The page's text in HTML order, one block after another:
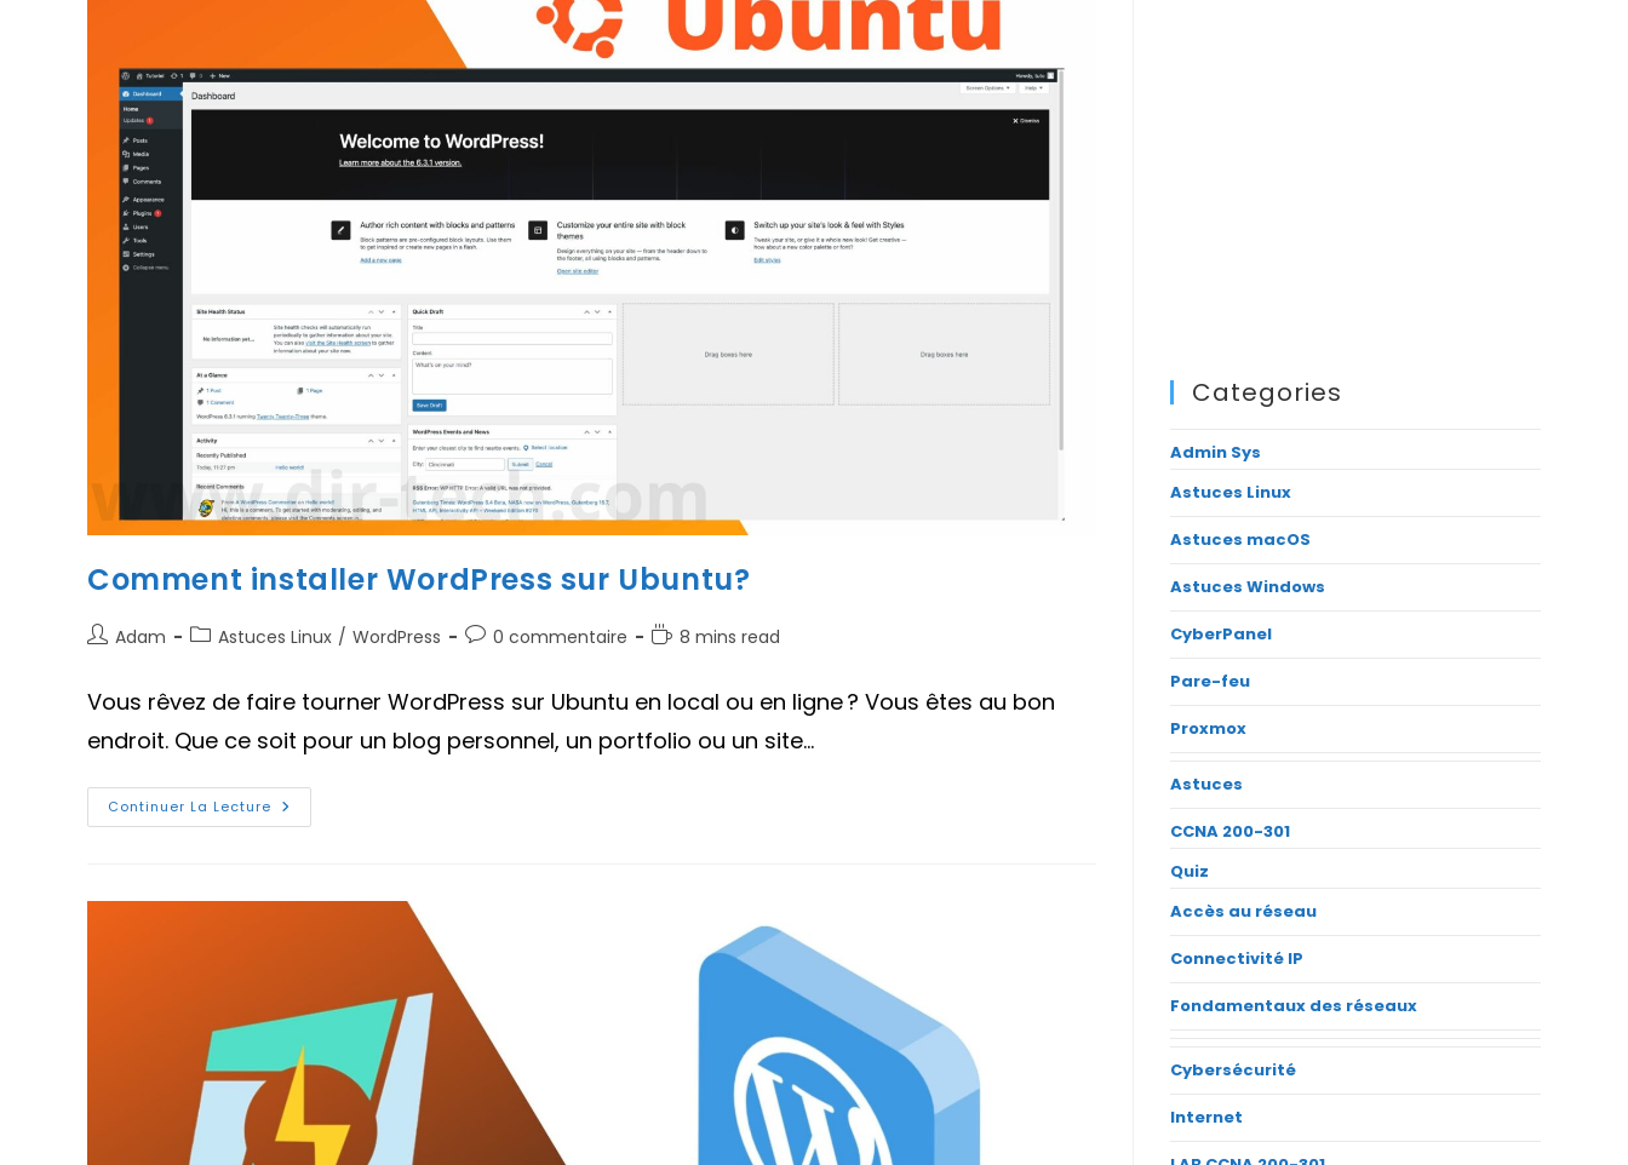
Comment installer WordPress sur Ubuntu?
Auteur/autrice
publication :
Adam
PostAstuces Linux / WordPress
Commentaires
publication :
0 commentaire
Temps8 mins read
Vous rêvez de faire tourner WordPress sur Ubuntu en local ou en ligne ? Vous êtes au bon
endroit. Que ce soit pour un blog personnel, un portfolio ou un site…
Continuer La Lecture Comment
Installer
Categories
Admin Sys
Astuces Linux
Astuces macOS
Astuces Windows
CyberPanel
Pare-feu
Proxmox
Astuces
CCNA 200-301
Quiz
Accès au réseau
Connectivité IP
Fondamentaux des réseaux
Cybersécurité
Internet